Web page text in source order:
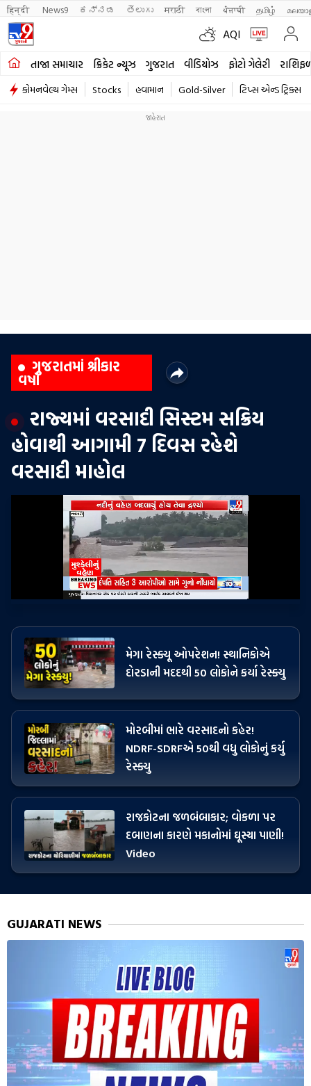
हिन्दी News9 ಕನ್ನಡ తెలుగు मराठी বাংলা ਪੰਜਾਬੀ தமிழ்
AQI
તાજા સમાચાર ક્રિકેટ ન્યૂઝ ગુજરાત વીડિયોઝ ફોટો ગેલેરી
કોમનવેલ્થ ગેમ્સ Stocks હવામાન Gold-Silver ટિપ્સ એન્ડ ટ્રિક્સ
ગુજરાતમાં શ્રીકાર
વર્ષા
રાજ્યમાં વરસાદી સિસ્ટમ સક્રિય
હોવાથી આગામી 7 દિવસ રહેશે
વરસાદી માહોલ
મેગા રેસ્ક્યૂ ઓપરેશન! સ્થાનિકોએ
દોરડાની મદદથી 50 લોકોને કર્યા રેસ્ક્યુ
મોરબીમાં ભારે વરસાદનો કહેર!
NDRF-SDRFએ 50થી વધુ લોકોનું કર્યુ
રેસ્ક્યુ
રાજકોટના જળબંબાકાર; વોકળા પર
દબાણના કારણે મકાનોમાં ઘૂસ્યા પાણી!
Video
GUJARATI NEWS